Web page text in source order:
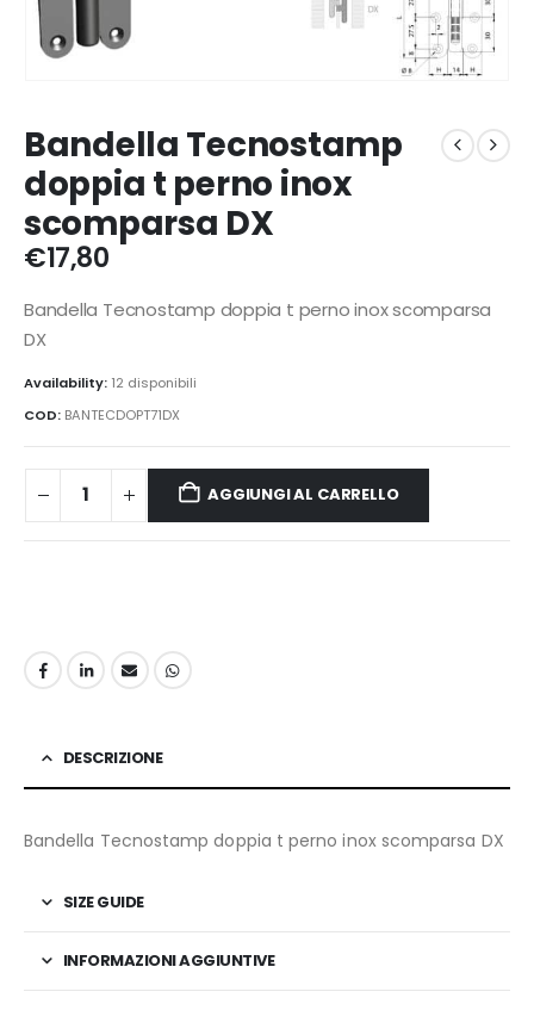
Bandella Tecnostamp
doppia t perno inox
scomparsa DX
€17,80
Bandella Tecnostamp doppia t perno inox scomparsa
DX
Availability: 12 disponibili
COD: BANTECDOPT71DX
AGGIUNGI AL CARRELLO
DESCRIZIONE
Bandella Tecnostamp doppia t perno inox scomparsa DX
SIZE GUIDE
INFORMAZIONI AGGIUNTIVE